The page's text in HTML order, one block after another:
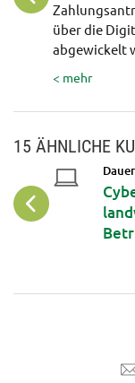
über die
abgewickelt
< mehr
15 ÄHNLICHE
DIY